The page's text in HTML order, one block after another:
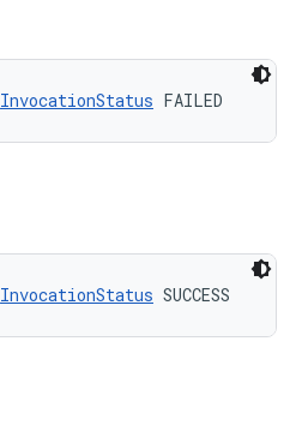
InvocationStatus FAILED
InvocationStatus SUCCESS